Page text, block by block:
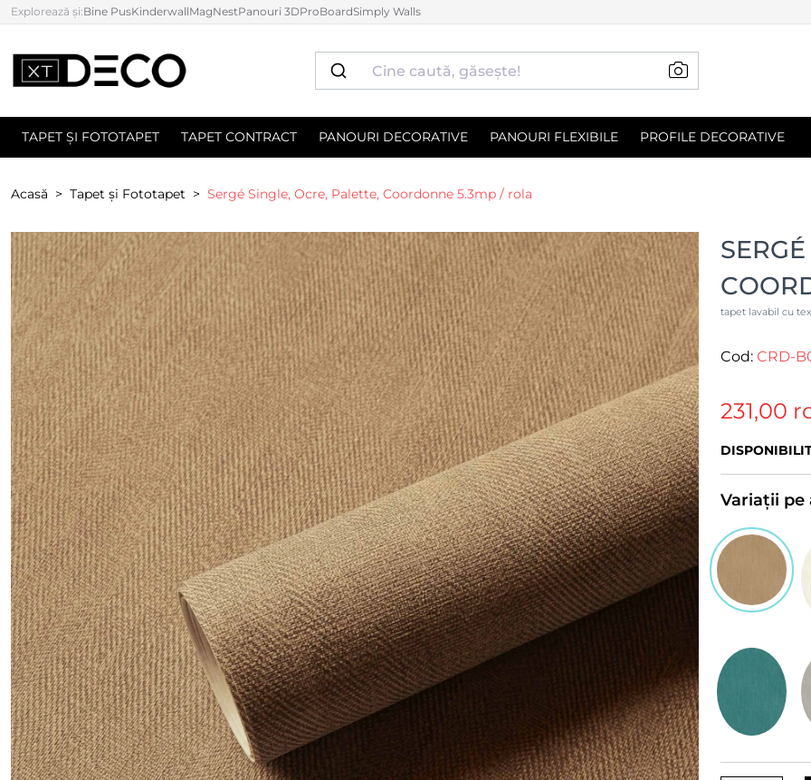
Explorează și:Bine PusKinderwallMagNestPanouri 3DProBoardSimply Walls
TAPET ȘI FOTOTAPET TAPET CONTRACT PANOURI DECORATIVE PANOURI FLEXIBILE PROFILE DECORATIVE
Acasă Tapet și Fototapet Sergé Single, Ocre, Palette, Coordonne 5.3mp / rola
tapet lavabil cu
Cod: CRD-
231,00
Variații pe